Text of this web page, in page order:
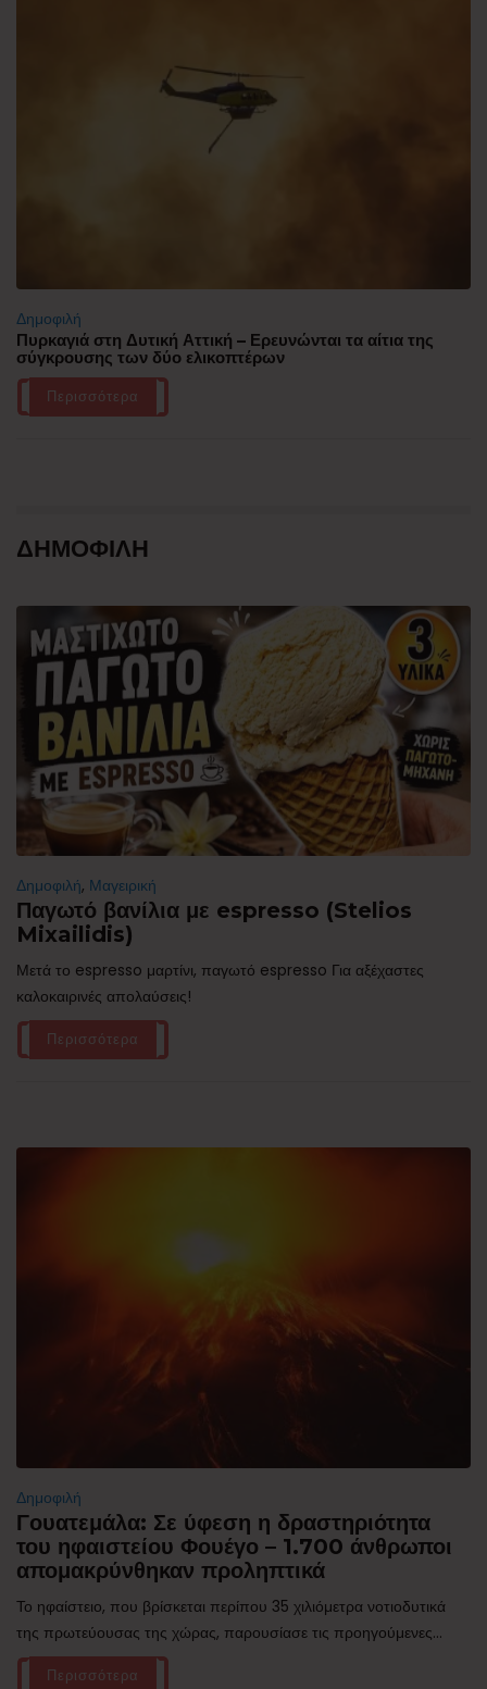
Δημοφιλή
Πυρκαγιά στη Δυτική Αττική – Ερευνώνται τα αίτια της
σύγκρουσης των δύο ελικοπτέρων
Περισσότερα
ΔΗΜΟΦΙΛΗ
Δημοφιλή, Μαγειρική
Παγωτό βανίλια με espresso (Stelios
Mixailidis)
Μετά το espresso μαρτίνι, παγωτό espresso Για αξέχαστες
καλοκαιρινές απολαύσεις!
Περισσότερα
Δημοφιλή
Γουατεμάλα: Σε ύφεση η δραστηριότητα
του ηφαιστείου Φουέγο – 1.700 άνθρωποι
απομακρύνθηκαν προληπτικά
Το ηφαίστειο, που βρίσκεται περίπου 35 χιλιόμετρα νοτιοδυτικά
της πρωτεύουσας της χώρας, παρουσίασε τις προηγούμενες...
Περισσότερα